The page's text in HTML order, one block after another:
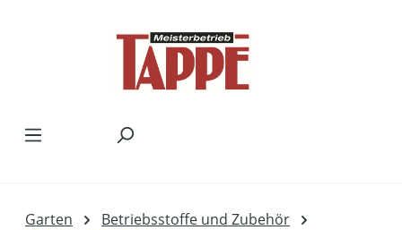
Garten
Betriebsstoffe und Zubehör